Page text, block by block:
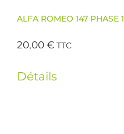
ALFA ROMEO 147 PHASE 1
20,00€ TTC
Détails